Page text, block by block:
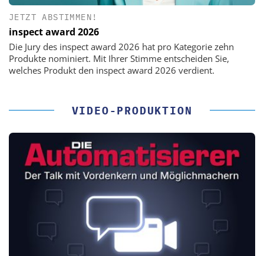
JETZT ABSTIMMEN!
inspect award 2026
Die Jury des inspect award 2026 hat pro Kategorie zehn
Produkte nominiert. Mit Ihrer Stimme entscheiden Sie,
welches Produkt den inspect award 2026 verdient.
VIDEO-PRODUKTION